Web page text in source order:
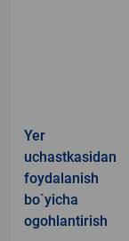
Yer
uchastkasidan
foydalanish
bo`yicha
ogohlantirish